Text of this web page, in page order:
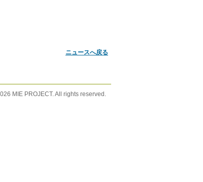
ニュースへ戻る
MIE PROJECT. All rights reserved.